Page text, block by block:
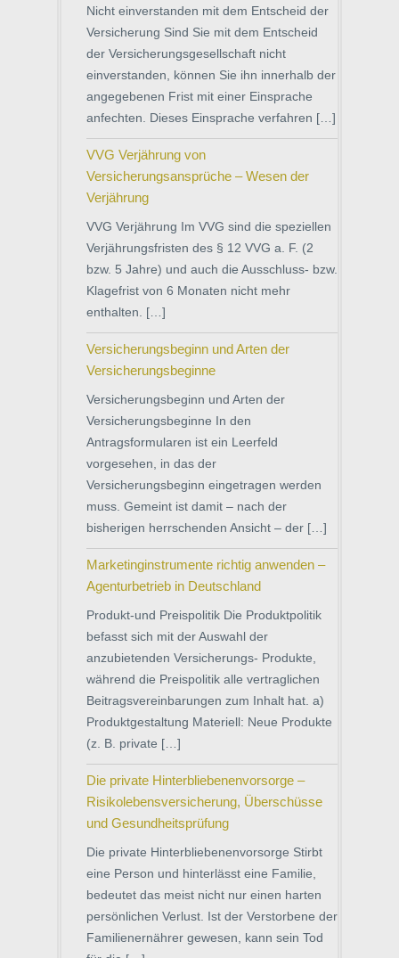
Nicht einverstanden mit dem Entscheid der
Versicherung Sind Sie mit dem Entscheid
der Versicherungsgesellschaft nicht
einverstanden, können Sie ihn innerhalb der
angegebenen Frist mit einer Einsprache
anfechten. Dieses Einsprache verfahren […]
VVG Verjährung von
Versicherungsansprüche – Wesen der
Verjährung
VVG Verjährung Im VVG sind die speziellen
Verjährungsfristen des § 12 VVG a. F. (2
bzw. 5 Jahre) und auch die Ausschluss- bzw.
Klagefrist von 6 Monaten nicht mehr
enthalten. […]
Versicherungsbeginn und Arten der
Versicherungsbeginne
Versicherungsbeginn und Arten der
Versicherungsbeginne In den
Antragsformularen ist ein Leerfeld
vorgesehen, in das der
Versicherungsbeginn eingetragen werden
muss. Gemeint ist damit – nach der
bisherigen herrschenden Ansicht – der […]
Marketinginstrumente richtig anwenden –
Agenturbetrieb in Deutschland
Produkt-und Preispolitik Die Produktpolitik
befasst sich mit der Auswahl der
anzubietenden Versicherungs- Produkte,
während die Preispolitik alle vertraglichen
Beitragsvereinbarungen zum Inhalt hat. a)
Produktgestaltung Materiell: Neue Produkte
(z. B. private […]
Die private Hinterbliebenenvorsorge –
Risikolebensversicherung, Überschüsse
und Gesundheitsprüfung
Die private Hinterbliebenenvorsorge Stirbt
eine Person und hinterlässt eine Familie,
bedeutet das meist nicht nur einen harten
persönlichen Verlust. Ist der Verstorbene der
Familienernährer gewesen, kann sein Tod